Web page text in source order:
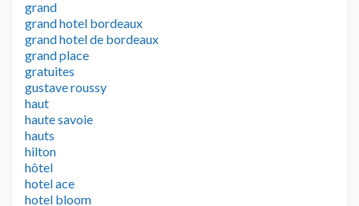
grand
grand hotel bordeaux
grand hotel de bordeaux
grand place
gratuites
gustave roussy
haut
haute savoie
hauts
hilton
hôtel
hotel ace
hotel bloom